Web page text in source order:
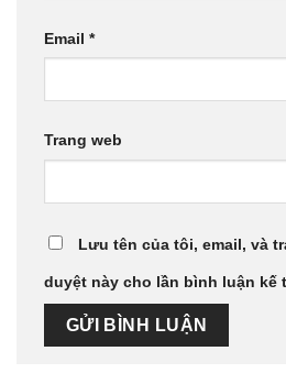
Email *
Trang web
Lưu tên của tôi, email, và
duyệt này cho lần bình luận kế